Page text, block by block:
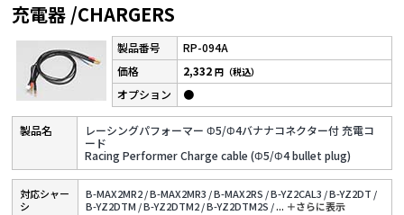
充電器 /CHARGERS
RP-094A
レーシングパフォーマー Φ5/Φ4バナナコネクター付 充電コ
ード
Racing Performer Charge cable (Φ5/Φ4 bullet plug)
2,332円（税込）
●
対応シャー
シ
B-MAX2MR2 /B-MAX2MR3 /B-MAX2RS /B-YZ2CAL3 /B-YZ2DT /
B-YZ2DTM /B-YZ2DTM2 /B-YZ2DTM2S /... ＋さらに表⽰